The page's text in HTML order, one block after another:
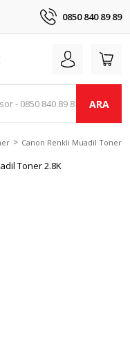
0850 840 89 89
ARA
Canon Renkli Muadil